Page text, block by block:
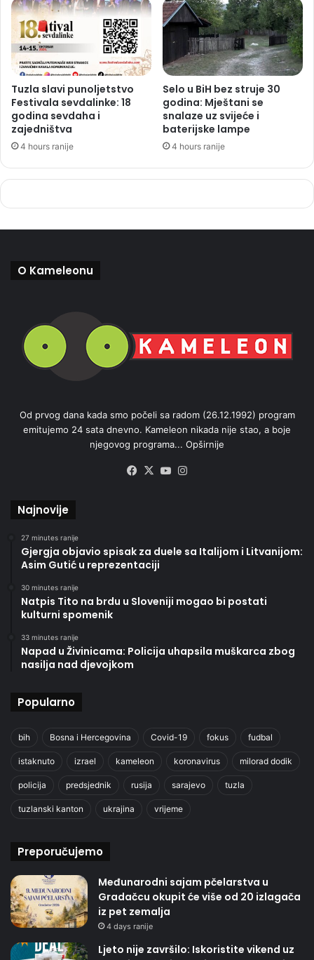
Tuzla slavi punoljetstvo
Festivala sevdalinke: 18
godina sevdaha i
zajedništva
4 hours ranije
Selo u BiH bez struje 30
godina: Mještani se
snalaze uz svijeće i
baterijske lampe
4 hours ranije
O Kameleonu
Od prvog dana kada smo počeli sa radom (26.12.1992) program
emitujemo 24 sata dnevno. Kameleon nikada nije stao, a boje
njegovog programa... Opširnije
Facebook
X YouTube
Najnovije
27 minutes ranije
Gjergja objavio spisak za duele sa Italijom i Litvanijom:
Asim Gutić u reprezentaciji
30 minutes ranije
Natpis Tito na brdu u Sloveniji mogao bi postati
kulturni spomenik
33 minutes ranije
Napad u Živinicama: Policija uhapsila muškarca zbog
nasilja nad djevojkom
Popularno
bih Bosna i Hercegovina Covid-19 fokus fudbal
istaknuto izrael kameleon koronavirus milorad dodik
policija predsjednik rusija sarajevo tuzla
tuzlanski kanton ukrajina vrijeme
Preporučujemo
Međunarodni sajam pčelarstva u
Gradačcu okupit će više od 20 izlagača
iz pet zemalja
4 days ranije
Ljeto nije završilo: Iskoristite vikend uz